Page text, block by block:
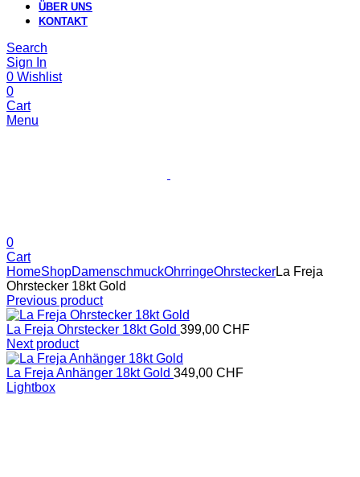
ÜBER UNS
KONTAKT
Search
Sign In
0 Wishlist
0
Cart
Menu
0
Cart
HomeShopDamenschmuckOhrringeOhrsteckerLa Freja
Ohrstecker 18kt Gold
Previous product
La Freja Ohrstecker 18kt Gold 399,00 CHF
Next product
La Freja Anhänger 18kt Gold 349,00 CHF
Lightbox